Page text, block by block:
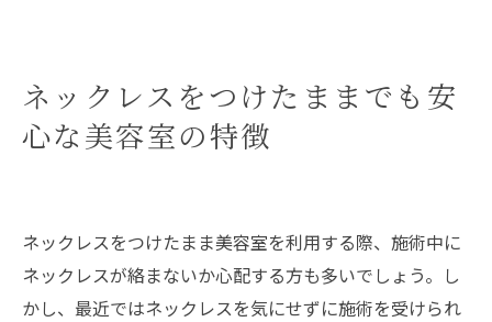
ネックレスをつけたままでも安
心な美容室の特徴
ネックレスをつけたまま美容室を利用する際、施術中に
ネックレスが絡まないか心配する方も多いでしょう。し
かし、最近ではネックレスを気にせずに施術を受けられ